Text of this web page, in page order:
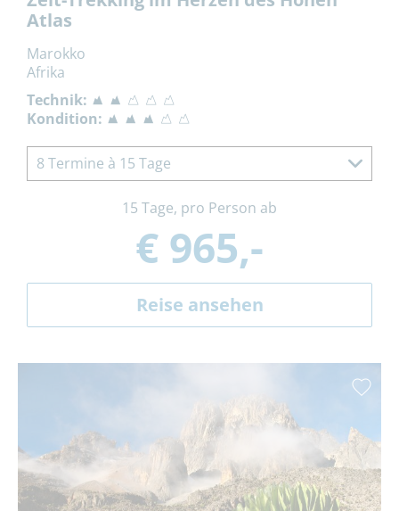
Atlas
Marokko
Afrika
Technik:
Kondition:
8 Termine à 15 Tage
15 Tage, pro Person ab
€ 965,-
Reise ansehen